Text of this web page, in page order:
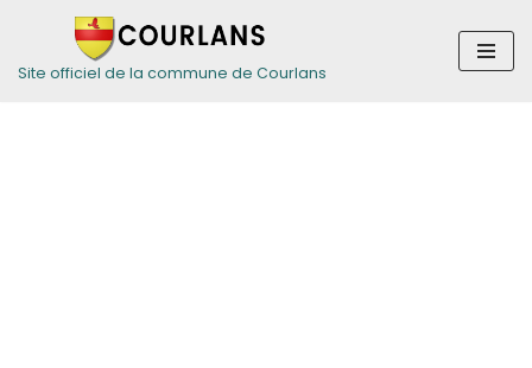
Aller
Site officiel de la commune de Courlans